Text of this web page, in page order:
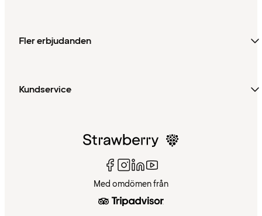
Fler erbjudanden
Kundservice
Med omdömen från